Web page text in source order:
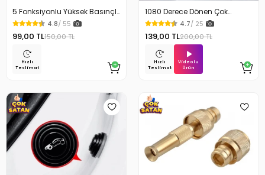
5 Fonksiyonlu Yüksek Basınçlı
Ayarlı Duş Başlığı
4.8/ 55
99,00 TL150,00 TL
Hızlı
Teslimat
1080 Derece Dönen Çok
Fonksiyonlu Musluk Başlığı
4.7/ 25
139,00 TL200,00 TL
Hızlı
Teslimat
Videolu
Ürün